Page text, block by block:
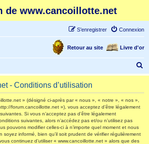
de www.cancoillotte.net
Connexion
S’enregistrer
Livre d'or
Retour au site
e
- Conditions d’utilisation
» (désigné ci-après par « nous », « notre », « nos »,
forum.cancoillotte.net »), vous acceptez d’être légalement
Si vous n’acceptez pas d’être légalement
suivantes, alors n’accédez pas et/ou n’utilisez pas
pouvons modifier celles-ci à n’importe quel moment et nous
soyez informé, bien qu’il soit prudent de vérifier régulièrement
continuez d’utiliser « www.cancoillotte.net » alors que des